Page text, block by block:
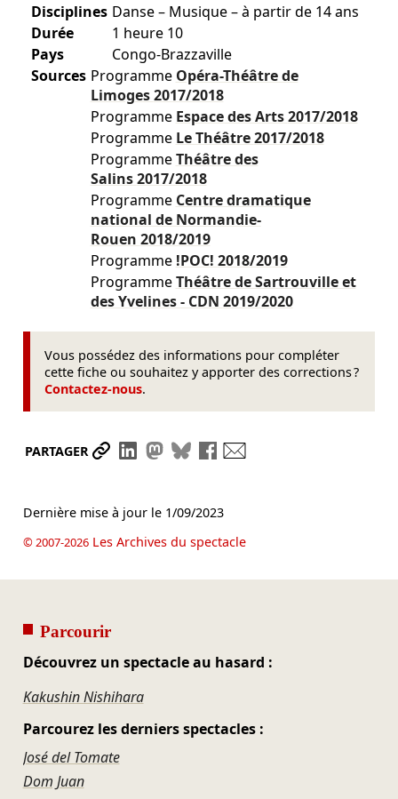
Disciplines Danse – Musique – à partir de 14 ans
Durée
1 heure 10
Pays
Congo-Brazzaville
Sources Programme Opéra-Théâtre de
Limoges2017/2018
Programme Espace des Arts2017/2018
Programme Le Théâtre2017/2018
ProgrammeThéâtre des
Salins2017/2018
Programme Centre dramatique
national de Normandie-
Rouen 2018/2019
Programme !POC! 2018/2019
ProgrammeThéâtre de Sartrouville et
des Yvelines - CDN 2019/2020
Vous possédez des informations pour compléter
cette fiche ou souhaitez y apporter des corrections ?
Contactez-nous.
PARTAGER Partager le lien
Partager sur LinkedIn
Partager sur Mastodon
Partager sur Bluesky
Partager sur Facebook
Dernière mise à jour le 1/09/2023
© 2007-2026Les Archives du spectacle
Parcourir
Découvrez un spectacle au hasard :
Kakushin Nishihara
Parcourez les derniers spectacles :
José del Tomate
Dom Juan